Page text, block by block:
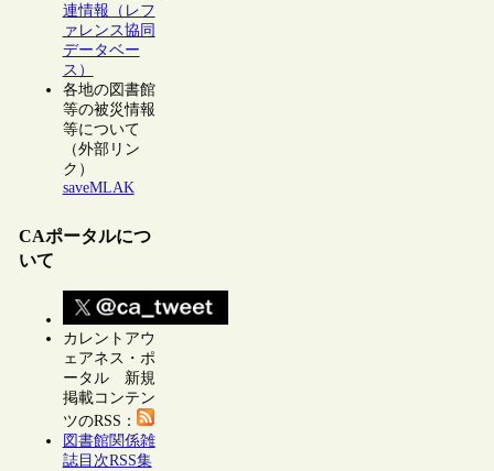
連情報（レフ
ァレンス協同
データベー
ス）
各地の図書館
等の被災情報
等について
（外部リン
ク）
saveMLAK
CAポータルにつ
いて
カレントアウ
ェアネス・ポ
ータル 新規
掲載コンテン
ツのRSS：
図書館関係雑
誌目次RSS集